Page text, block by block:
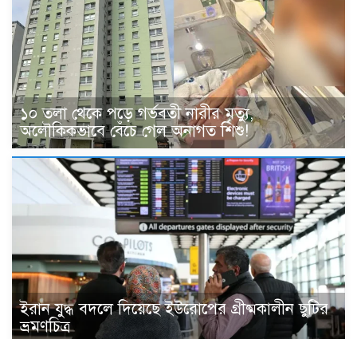
১০ তলা থেকে পড়ে গর্ভবতী নারীর মৃত্যু,
অলৌকিকভাবে বেঁচে গেল অনাগত শিশু!
ইরান যুদ্ধ বদলে দিয়েছে ইউরোপের গ্রীষ্মকালীন ছুটির
ভ্রমণচিত্র